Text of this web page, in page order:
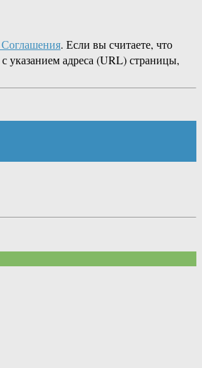
Соглашения. Если вы считаете, что
с указанием адреса (URL) страницы,